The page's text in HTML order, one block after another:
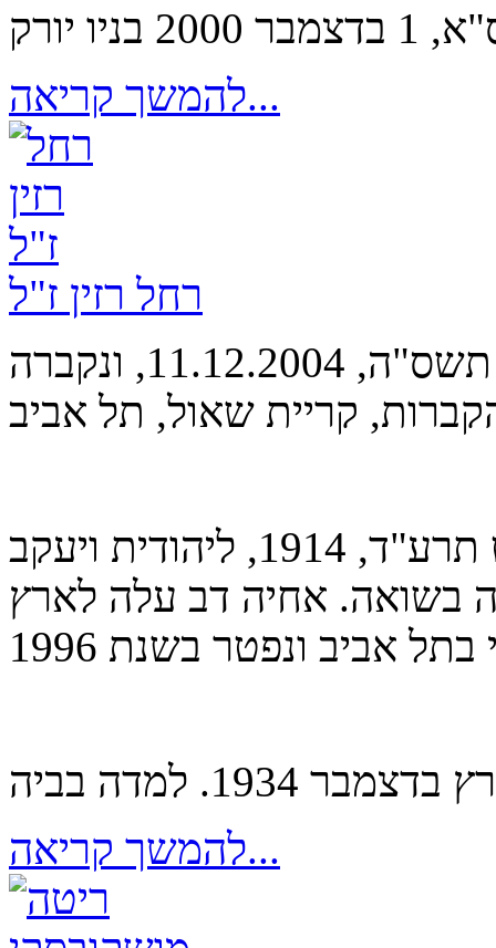
יורק
להמשך קריאה...
רחל רזין ז"ל
אמא נפטרה ביום שבת, כ"ח בכסלו תשס"ה, 11.12.2004, ונקברה
אמא נולדה בסלונים בשבט תרע"ד, 1914, ליהודית ויעקב
בשואה. אחיה דב עלה לארץ
להמשך קריאה...